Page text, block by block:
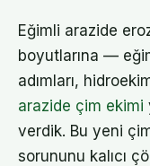
Eğimli arazide
boyutlarına —
adımları,
arazide çim ekimi
verdik. Bu yeni
sorununu kalıcı